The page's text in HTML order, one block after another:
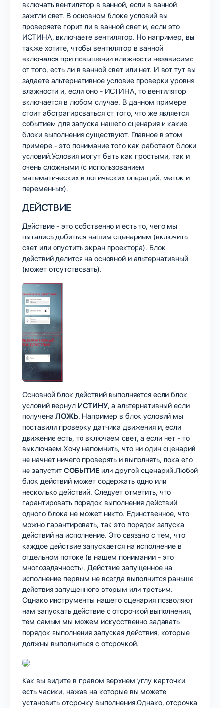
включать вентилятор в ванной, если в ванной
зажгли свет. В основном блоке условий вы
проверяете горит ли в ванной свет и, если это
ИСТИНА, включаете вентилятор. Но например, вы
также хотите, чтобы вентилятор в ванной
включался при повышении влажности независимо
от того, есть ли в ванной свет или нет. И вот тут вы
задаете альтернативное условие проверки уровня
влажности и, если оно - ИСТИНА, то вентилятор
включается в любом случае. В данном примере
стоит абстрагироваться от того, что же является
событием для запуска нашего сценария и какие
блоки выполнения существуют. Главное в этом
примере - это понимание того как работают блоки
условий.Условия могут быть как простыми, так и
очень сложными (с использованием
математических и логических операций, меток и
переменных).
ДЕЙСТВИЕ
Действие - это собственно и есть то, чего мы
пытались добиться нашим сценарием (включить
свет или опустить экран проектора). Блок
действий делится на основной и альтернативный
(может отсутствовать).
Основной блок действий выполняется если блок
условий вернул ИСТИНУ, а альтернативный если
получена ЛОЖЬ. Например в блок условий мы
поставили проверку датчика движения и, если
движение есть, то включаем свет, а если нет - то
выключаем.Хочу напомнить, что ни один сценарий
не начнет ничего проверять и выполнять, пока его
не запустит СОБЫТИЕ или другой сценарий.Любой
блок действий может содержать одно или
несколько действий. Следует отметить, что
гарантировать порядок выполнения действий
одного блока не может никто. Единственное, что
можно гарантировать, так это порядок запуска
действий на исполнение. Это связано с тем, что
каждое действие запускается на исполнение в
отдельном потоке (в нашем понимании - это
многозадачность). Действие запущенное на
исполнение первым не всегда выполнится раньше
действия запущенного вторым или третьим.
Однако инструменты нашего сценария позволяют
нам запускать действие с отсрочкой выполнения,
тем самым мы можем искусственно задавать
порядок выполнения запуская действия, которые
должны выполниться с отсрочкой.
Как вы видите в правом верхнем углу карточки
есть часики, нажав на которые вы можете
установить отсрочку выполнения.Однако, отсрочка